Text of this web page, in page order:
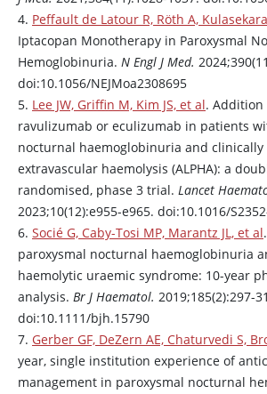
4. Peffault de Latour R, Röth A,
Iptacopan Monotherapy in Paroxysmal
Hemoglobinuria. N Engl J Med.
doi:10.1056/NEJMoa2308695
5. Lee JW, Griffin M, Kim JS, et al. Addition
ravulizumab or eculizumab in patients
nocturnal haemoglobinuria and
extravascular haemolysis (ALPHA): a
randomised, phase 3 trial. Lancet
2023;10(12):e955-e965. doi:10.1016/
6. Socié G, Caby-Tosi MP, Marantz JL, et al.
paroxysmal nocturnal haemoglobinuria
haemolytic uraemic syndrome: 10-year
analysis. Br J Haematol. 2019;185(2):297-
doi:10.1111/bjh.15790
7. Gerber GF, DeZern AE, Chaturvedi S,
year, single institution experience of
management in paroxysmal nocturnal